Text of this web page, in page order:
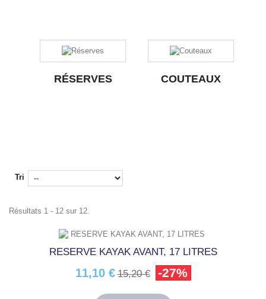
RÉSERVES COUTEAUX
Tri
Résultats 1 - 12 sur 12.
RESERVE KAYAK AVANT, 17 LITRES
11,10 € 15,20 € -27%